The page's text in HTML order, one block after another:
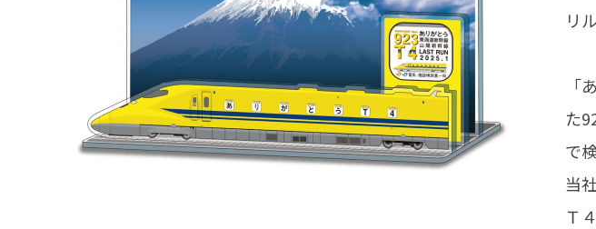
リ
「
た
で
当
Ｔ